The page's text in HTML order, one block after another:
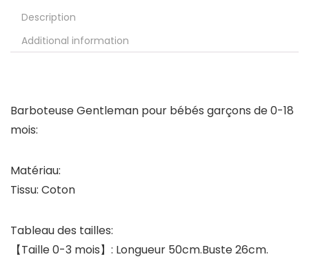
Description
Additional information
Barboteuse Gentleman pour bébés garçons de 0-18
mois:
Matériau:
Tissu: Coton
Tableau des tailles:
【Taille 0-3 mois】: Longueur 50cm.Buste 26cm.